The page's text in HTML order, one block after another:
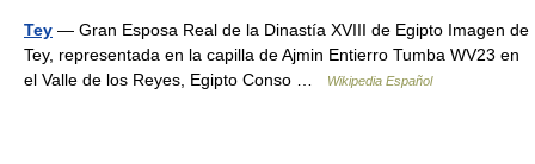
Tey — Gran Esposa Real de la Dinastía XVIII de Egipto Imagen de
Tey, representada en la capilla de Ajmin Entierro Tumba WV23 en
el Valle de los Reyes, Egipto Conso …
Wikipedia Español